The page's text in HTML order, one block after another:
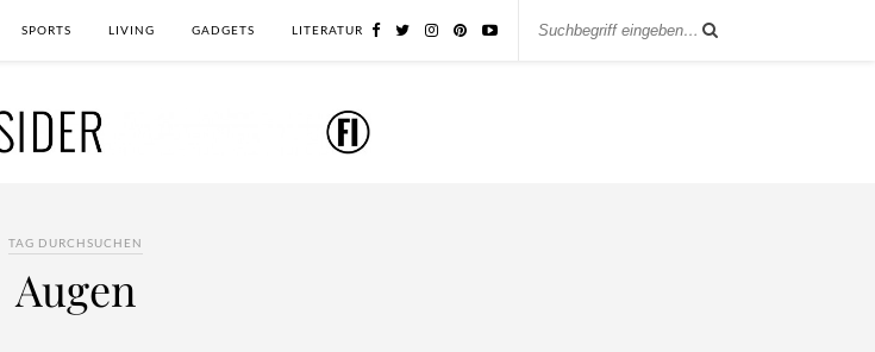
SPORTS LIVING GADGETS LITERATUR
TAG DURCHSUCHEN
Augen